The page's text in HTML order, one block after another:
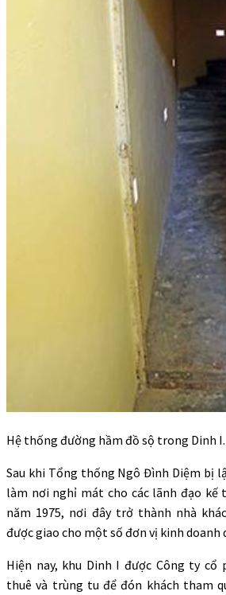
Hệ thống đường hầm đồ sộ trong Dinh
Sau khi Tổng thống Ngô Đình Diệm bị
làm nơi nghỉ mát cho các lãnh đạo kế
năm 1975, nơi đây trở thành nhà
được giao cho một số đơn vị kinh doanh
Hiện nay, khu Dinh I được Công ty cổ
thuê và trùng tu để đón khách tham